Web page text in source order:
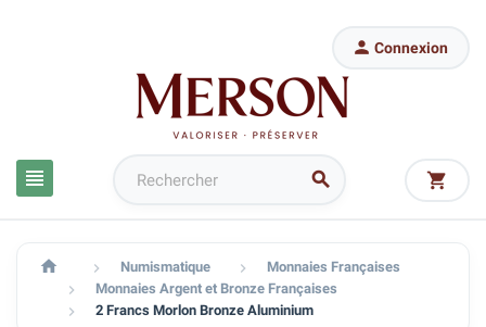
 
 Connexion

  Numismatique  Monnaies Françaises
 Monnaies Argent et Bronze Françaises
 2 Francs Morlon Bronze Aluminium